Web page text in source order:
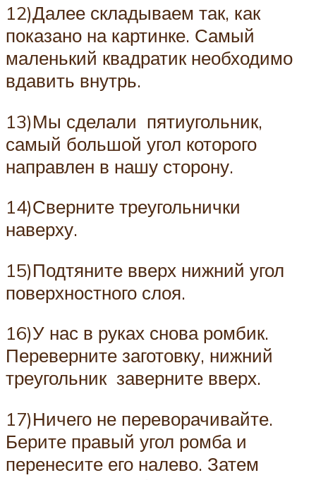
12)Далее складываем так, как
показано на картинке. Самый
маленький квадратик необходимо
вдавить внутрь.
13)Мы сделали пятиугольник,
самый большой угол которого
направлен в нашу сторону.
14)Сверните треугольнички
наверху.
15)Подтяните вверх нижний угол
поверхностного слоя.
16)У нас в руках снова ромбик.
Переверните заготовку, нижний
треугольник заверните вверх.
17)Ничего не переворачивайте.
Берите правый угол ромба и
перенесите его налево. Затем